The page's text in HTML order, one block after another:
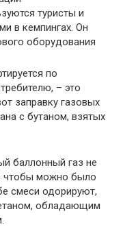
туристы и
в кемпингах. Он
оборудования
по
– это
заправку газовых
с бутаном, взятых
баллонный газ не
чтобы можно было
смеси одорируют,
обладающим